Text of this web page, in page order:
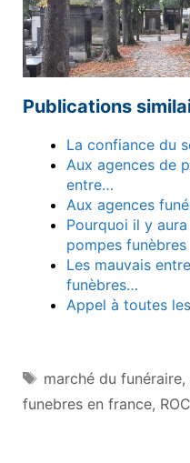
Publications
La confiance du
Aux agences de
entre…
Aux agences
Pourquoi il y
pompes funèbres
Les mauvais
funèbres…
Appel à toutes
Étiquettes
marché du funéraire,
funebres en france,